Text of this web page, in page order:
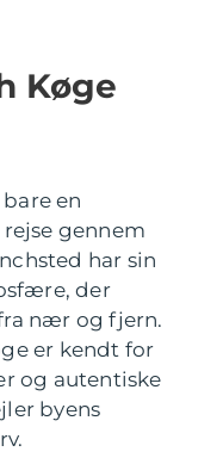
Køge
en
gennem
har sin
der
nær og fjern.
er kendt for
og autentiske
byens